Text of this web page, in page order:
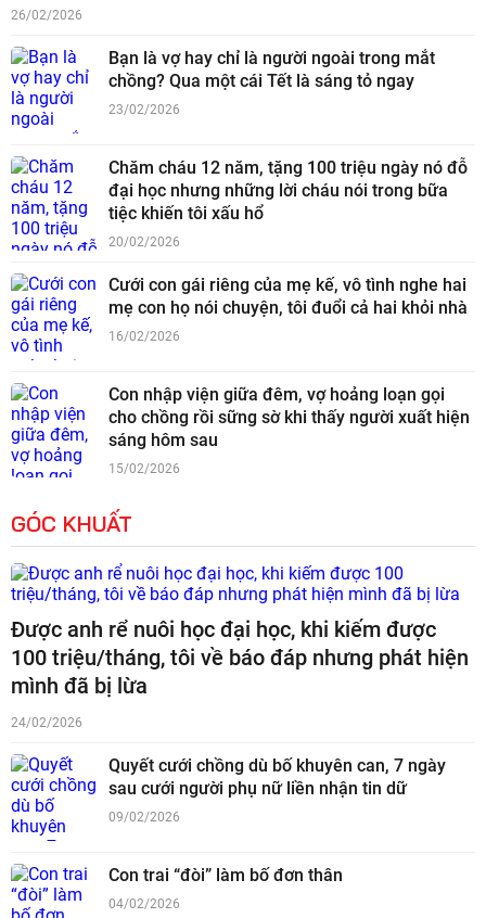
26/02/2026
Bạn là vợ hay chỉ là người ngoài trong mắt
chồng? Qua một cái Tết là sáng tỏ ngay
23/02/2026
Chăm cháu 12 năm, tặng 100 triệu ngày nó đỗ
đại học nhưng những lời cháu nói trong bữa
tiệc khiến tôi xấu hổ
20/02/2026
Cưới con gái riêng của mẹ kế, vô tình nghe hai
mẹ con họ nói chuyện, tôi đuổi cả hai khỏi nhà
16/02/2026
Con nhập viện giữa đêm, vợ hoảng loạn gọi
cho chồng rồi sững sờ khi thấy người xuất hiện
sáng hôm sau
15/02/2026
GÓC KHUẤT
Được anh rể nuôi học đại học, khi kiếm được
100 triệu/tháng, tôi về báo đáp nhưng phát hiện
mình đã bị lừa
24/02/2026
Quyết cưới chồng dù bố khuyên can, 7 ngày
sau cưới người phụ nữ liền nhận tin dữ
09/02/2026
Con trai “đòi” làm bố đơn thân
04/02/2026